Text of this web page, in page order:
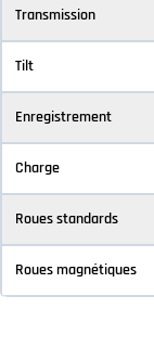
Transmission
Tilt
Enregistrement
Charge
Roues standards
Roues magnétiques